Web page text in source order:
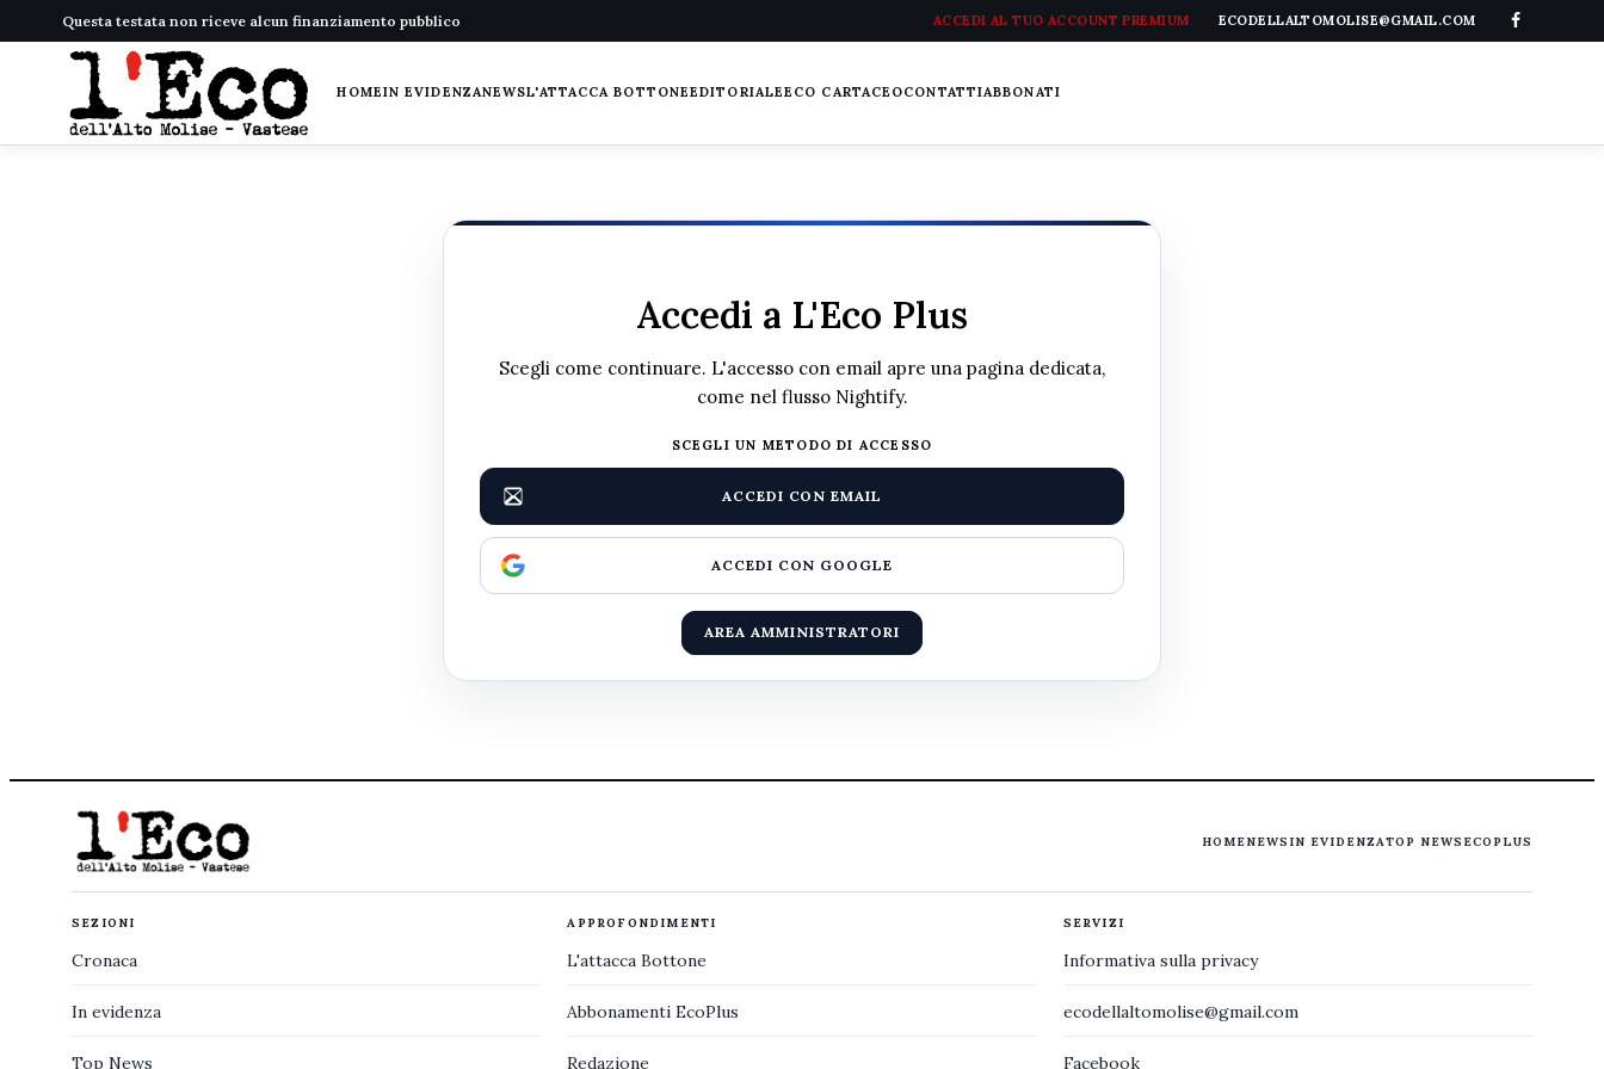
Questa testata non riceve alcun finanziamento pubblico ACCEDI AL TUO ACCOUNT PREMIUM ECODELLALTOMOLISE@GMAIL.COM
HOMEIN EVIDENZANEWSL'ATTACCA BOTTONEEDITORIALEECO CARTACEOCONTATTIABBONATI
Accedi a L'Eco Plus
Scegli come continuare. L'accesso con email apre una pagina dedicata,
come nel flusso Nightify.
SCEGLI UN METODO DI ACCESSO
ACCEDI CON EMAIL
ACCEDI CON GOOGLE
AREA AMMINISTRATORI
HOMENEWS IN EVIDENZATOP NEWS ECOPLUS
SEZIONI
Cronaca
In evidenza
Top News
APPROFONDIMENTI
L'attacca Bottone
Abbonamenti EcoPlus
Redazione
SERVIZI
Informativa sulla privacy
ecodellaltomolise@gmail.com
Facebook